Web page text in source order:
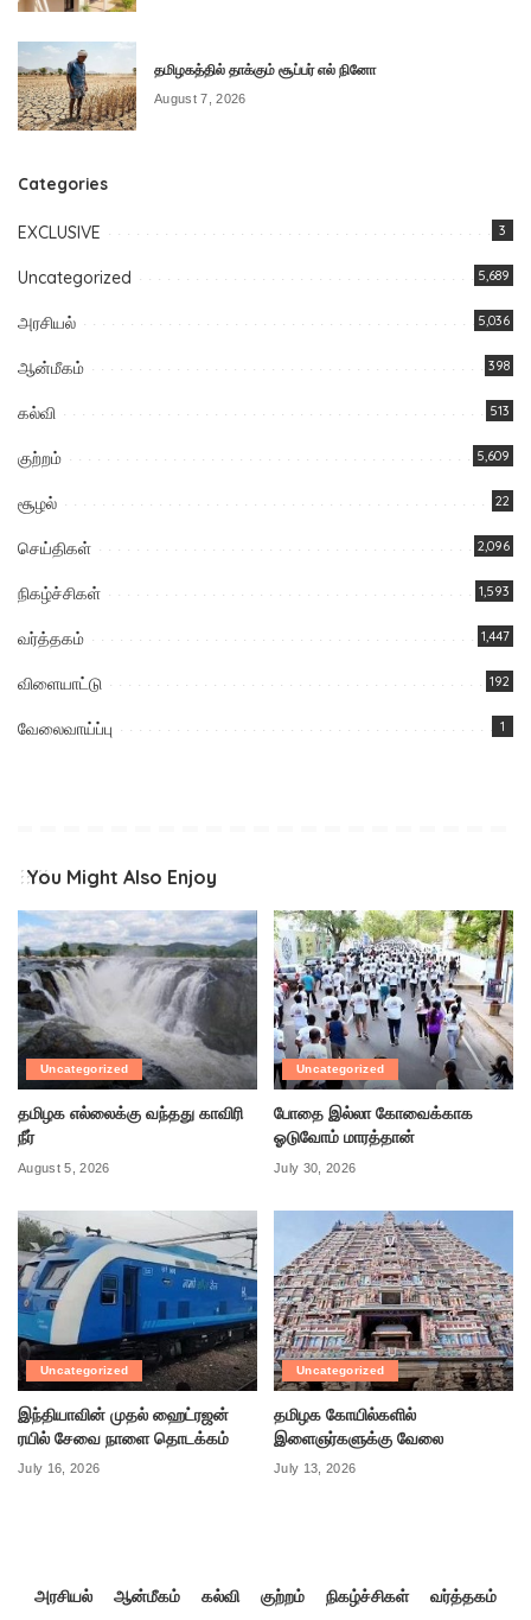
தமிழகத்தில் தாக்கும் சூப்பர் எல் நினோ
August 7, 2026
Categories
EXCLUSIVE 3
Uncategorized 5,689
அரசியல் 5,036
ஆன்மீகம் 398
கல்வி 513
குற்றம் 5,609
சூழல் 22
செய்திகள் 2,096
நிகழ்ச்சிகள் 1,593
வர்த்தகம் 1,447
விளையாட்டு 192
வேலைவாய்ப்பு 1
You Might Also Enjoy
Uncategorized
தமிழக எல்லைக்கு வந்தது காவிரி
நீர்
August 5, 2026
Uncategorized
போதை இல்லா கோவைக்காக
ஓடுவோம் மாரத்தான்
July 30, 2026
Uncategorized
இந்தியாவின் முதல் ஹைட்ரஜன்
ரயில் சேவை நாளை தொடக்கம்
July 16, 2026
Uncategorized
தமிழக கோயில்களில்
இளைஞர்களுக்கு வேலை
July 13, 2026
அரசியல் ஆன்மீகம் கல்வி குற்றம் நிகழ்ச்சிகள்
வர்த்தகம்